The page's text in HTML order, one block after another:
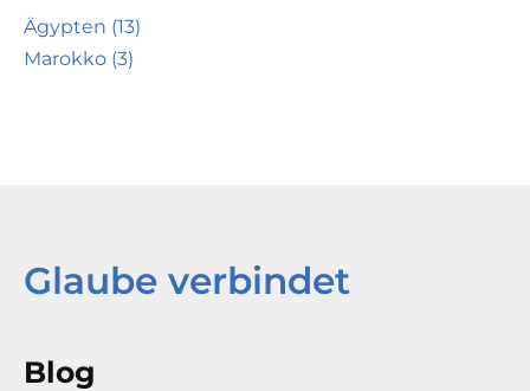
Ägypten (13)
Marokko (3)
Glaube verbindet
Blog